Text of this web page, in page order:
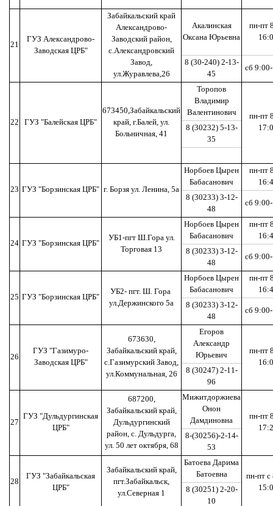
21
ГУЗ Александрово-
Заводская ЦРБ"
Забайкальский край
Александрово-
Заводский район,
с.Александровский
Завод,
ул.Журавлева,26
Акалинская
Оксана Юрьевна
пн-пт
8 (30-240) 2-13-
45
сб
22 ГУЗ "Балейская ЦРБ"
673450,Забайкальский
край, г.Балей, ул.
Больничная, 41
Торопов
Владимир
Валентинович
пн-пт
8 (30232) 5-13-
35
23 ГУЗ "Борзинская ЦРБ" г. Борзя ул. Ленина, 5а
Норбоев Цырен
Бабасанович
пн-пт
8 (30233) 3-12-
48
сб
24 ГУЗ "Борзинская ЦРБ"
УБ1-пгт Ш.Гора ул.
Торговая 13
Норбоев Цырен
Бабасанович
пн-пт
8 (30233) 3-12-
48
сб
25 ГУЗ "Борзинская ЦРБ"
УБ2- пгт. Ш. Гора
ул.Держинского 5а
Норбоев Цырен
Бабасанович
пн-пт
8 (30233) 3-12-
48
сб
26
ГУЗ "Газимуро-
Заводская ЦРБ"
673630,
Забайкальский край,
с.Газимурский Завод,
ул.Коммунальная, 26
Егоров
Александр
Юрьевич
пн-пт
8 (30247) 2-11-
96
27
ГУЗ "Дульдургинская
ЦРБ"
687200,
Забайкальский край,
Дульдургинский
район, с. Дульдурга,
ул. 50 лет октября, 68
Мижитдоржиева
Онон
Дамдиновна
пн-пт
8-(30256)-2-14-
53
28
ГУЗ "Забайкальская
ЦРБ"
Забайкальский край,
пгт.Забайкальск,
ул.Северная 1
Батоева Дарима
Батоевна
пн-пт с
8 (30251) 2-20-
10